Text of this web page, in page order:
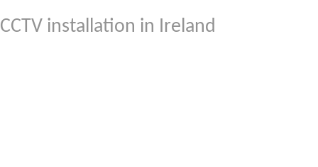
CCTV installation in Ireland